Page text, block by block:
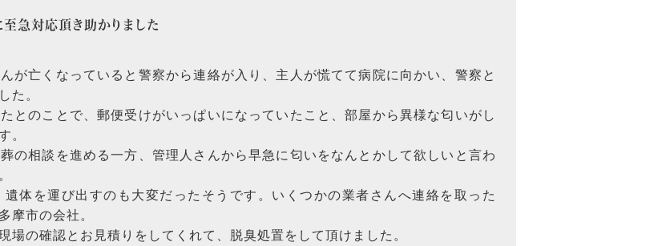
急対応頂き助かりました
が亡くなっていると警察から連絡が入り、主人が慌てて病院に向かい、警察と
た。
とのことで、郵便受けがいっぱいになっていたこと、部屋から異様な匂いがし
。
の相談を進める一方、管理人さんから早急に匂いをなんとかして欲しいと言わ
体を運び出すのも大変だったそうです。いくつかの業者さんへ連絡を取った
摩市の会社。
場の確認とお見積りをしてくれて、脱臭処置をして頂けました。